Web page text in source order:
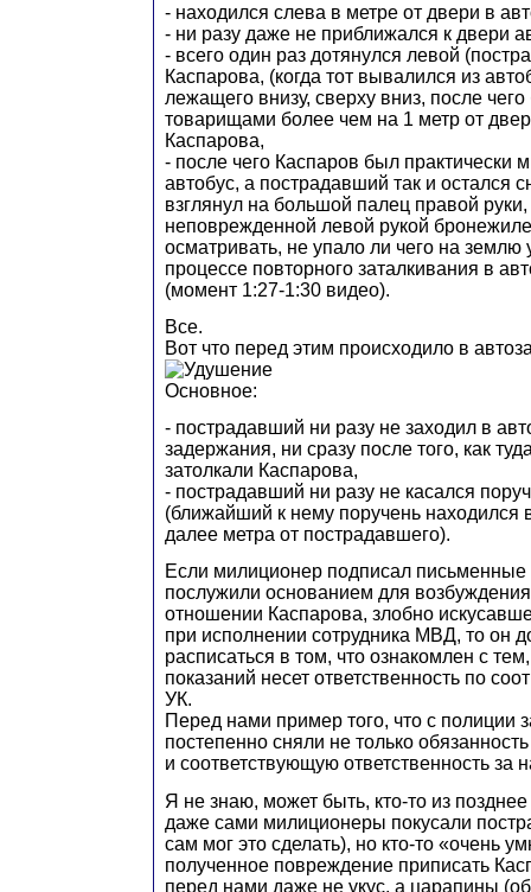
- находился слева в метре от двери в
- ни разу даже не приближался к двери
- всего один раз дотянулся левой
Каспарова, (когда тот вывалился из
лежащего внизу, сверху вниз, после
товарищами более чем на 1 метр от
Каспарова,
- после чего Каспаров был практически
автобус, а пострадавший так и остался
взглянул на большой палец правой
неповрежденной левой рукой
осматривать, не упало ли чего на землю
процессе повторного заталкивания в
(момент 1:27-1:30 видео).
Все.
Вот что перед этим происходило в
Основное:
- пострадавший ни разу не заходил в
задержания, ни сразу после того, как
затолкали Каспарова,
- пострадавший ни разу не касался
(ближайший к нему поручень находился
далее метра от пострадавшего).
Если милиционер подписал письменные
послужили основанием для
отношении Каспарова, злобно
при исполнении сотрудника МВД, то он
расписаться в том, что ознакомлен с
показаний несет ответственность по
УК.
Перед нами пример того, что с полиции
постепенно сняли не только
и соответствующую ответственность за
Я не знаю, может быть, кто-то из
даже сами милиционеры покусали
сам мог это сделать), но кто-то «очень
полученное повреждение приписать
перед нами даже не укус, а царапины